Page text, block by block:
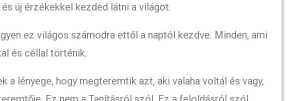
új érzékekkel kezded látni a világot.
ez világos számodra ettől a naptól kezdve. Minden, ami
és céllal történik.
a lényege, hogy megteremtik azt, aki valaha voltál és vagy,